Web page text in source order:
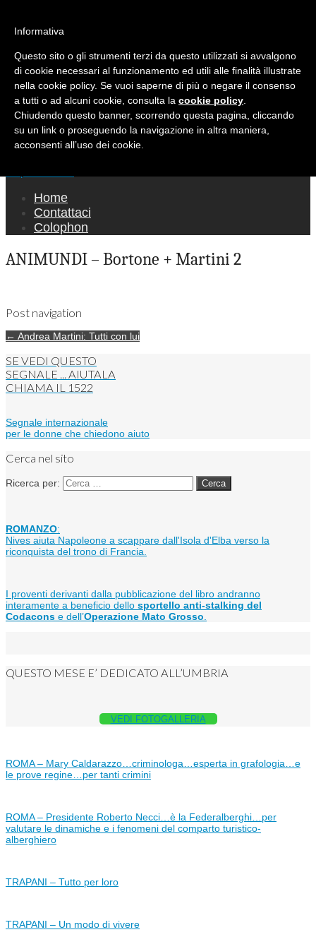
Mondo Italiano nel Mondo
LE INTERVISTE SONO AGLI ITALIANI CHE
RICOPRONO RUOLI ISTITUZIONALI, A
QUELLI CHE RAPPRESENTANO LA SOCIETÀ E
A CHI È UN "COMUNE CITTADINO" ...
PER TUTTO QUESTO SIAMO "ORGOGLIOSI
DI ESSERE ITALIANI"
Home
Contattaci
Colophon
ANIMUNDI – Bortone + Martini 2
Post navigation
← Andrea Martini: Tutti con lui
SE VEDI QUESTO
SEGNALE ... AIUTALA
CHIAMA IL 1522
Segnale internazionale
per le donne che chiedono aiuto
Cerca nel sito
Ricerca per:
ROMANZO:
Nives aiuta Napoleone a scappare dall'Isola d'Elba verso la
riconquista del trono di Francia.
I proventi derivanti dalla pubblicazione del libro andranno
interamente a beneficio dello sportello anti-stalking del
Codacons e dell’Operazione Mato Grosso
QUESTO MESE E’ DEDICATO ALL’UMBRIA
VEDI FOTOGALLERIA
ROMA – Mary Caldarazzo…criminologa…esperta in grafologia…e
le prove regine…per tanti crimini
ROMA – Presidente Roberto Necci…è la Federalberghi…per
valutare le dinamiche e i fenomeni del comparto turistico-
alberghiero
TRAPANI – Tutto per loro
TRAPANI – Un modo di vivere
Informativa
Questo sito o gli strumenti terzi da questo utilizzati si avvalgono
di cookie necessari al funzionamento ed utili alle finalità illustrate
nella cookie policy. Se vuoi saperne di più o negare il consenso
a tutti o ad alcuni cookie, consulta la cookie policy
Chiudendo questo banner, scorrendo questa pagina, cliccando
su un link o proseguendo la navigazione in altra maniera,
acconsenti all’uso dei cookie.